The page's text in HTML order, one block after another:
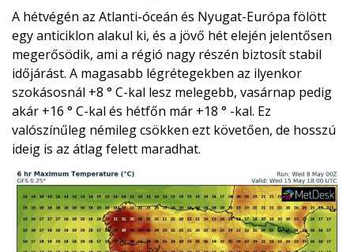
A hétvégén az Atlanti-óceán és Nyugat-Európa fölött
egy anticiklon alakul ki, és a jövő hét elején jelentősen
megerősödik, ami a régió nagy részén biztosít stabil
időjárást. A magasabb légrétegekben az ilyenkor
szokásosnál +8 ° C-kal lesz melegebb, vasárnap pedig
akár +16 ° C-kal és hétfőn már +18 ° -kal. Ez
valószínűleg némileg csökken ezt követően, de hosszú
ideig is az átlag felett maradhat.